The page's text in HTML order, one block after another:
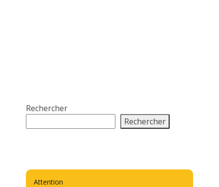
Rechercher
Rechercher
Attention